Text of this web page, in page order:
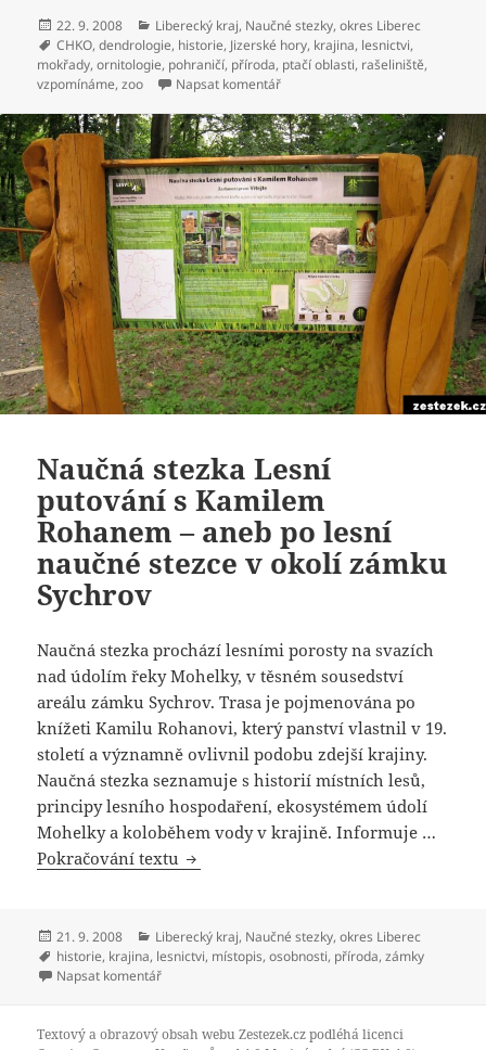
Publikováno:
22. 9. 2008 Rubriky:
Liberecký kraj, Naučné stezky,okres Liberec
Štítky:
CHKO,dendrologie, historie, Jizerské hory, krajina, lesnictvi,
mokřady,ornitologie, pohraničí, příroda, ptačí oblasti, rašeliniště,
vzpomínáme,zoo Napsat komentář
Naučná stezka Lesní
putování s Kamilem
Rohanem – aneb po lesní
naučné stezce v okolí zámku
Sychrov
Naučná stezka prochází lesními porosty na svazích
nad údolím řeky Mohelky, v těsném sousedství
areálu zámku Sychrov. Trasa je pojmenována po
knížeti Kamilu Rohanovi, který panství vlastnil v 19.
století a významně ovlivnil podobu zdejší krajiny.
Naučná stezka seznamuje s historií místních lesů,
principy lesního hospodaření, ekosystémem údolí
Mohelky a koloběhem vody v krajině. Informuje …
Pokračování textu Naučná stezka Lesní putování s
Publikováno:
21. 9. 2008 Rubriky:
Liberecký kraj, Naučné stezky,okres Liberec
Štítky:
historie, krajina, lesnictvi, místopis,osobnosti, příroda,zámky
Napsat komentář
Textový a obrazový obsah webu Zestezek.cz podléhá licenci